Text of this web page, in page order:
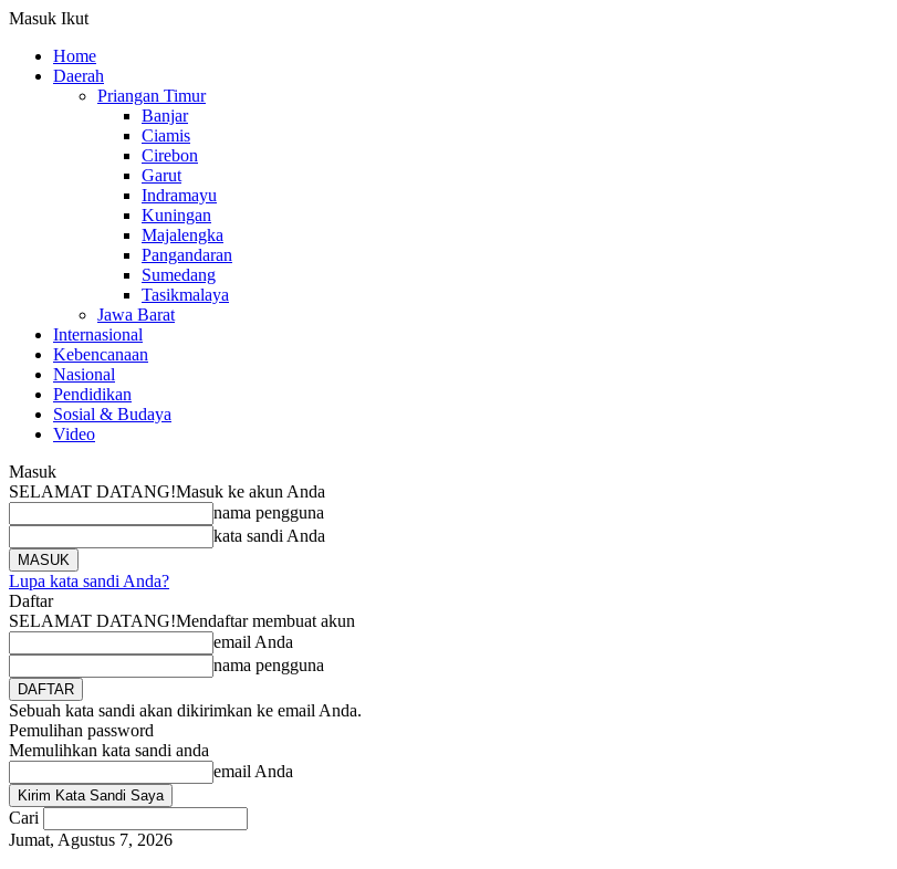
Masuk Ikut
Home
Daerah
Priangan Timur
Banjar
Ciamis
Cirebon
Garut
Indramayu
Kuningan
Majalengka
Pangandaran
Sumedang
Tasikmalaya
Jawa Barat
Internasional
Kebencanaan
Nasional
Pendidikan
Sosial & Budaya
Video
Masuk
SELAMAT DATANG!Masuk ke akun Anda
nama pengguna
kata sandi Anda
Lupa kata sandi Anda?
Daftar
SELAMAT DATANG!Mendaftar membuat akun
email Anda
nama pengguna
Sebuah kata sandi akan dikirimkan ke email Anda.
Pemulihan password
Memulihkan kata sandi anda
email Anda
Cari
Jumat, Agustus 7, 2026